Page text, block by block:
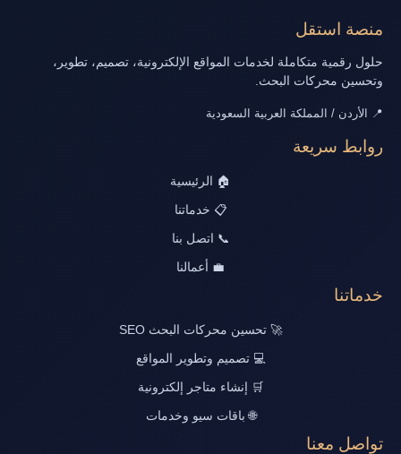
منصة استقل
حلول رقمية متكاملة لخدمات المواقع الإلكترونية، تصميم، تطوير،
وتحسين محركات البحث.
📍 الأردن / المملكة العربية السعودية
روابط سريعة
🏠 الرئيسية
📋 خدماتنا
📞 اتصل بنا
💼 أعمالنا
خدماتنا
🚀 تحسين محركات البحث SEO
💻 تصميم وتطوير المواقع
🛒 إنشاء متاجر إلكترونية
🌐 باقات سيو وخدمات
تواصل معنا